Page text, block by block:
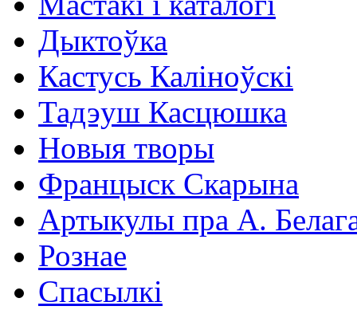
Дыктоўка
Кастусь Каліноўскі
Тадэуш Касцюшка
Новыя творы
Францыск Скарына
Артыкулы пра А.
Рознае
Спасылкі